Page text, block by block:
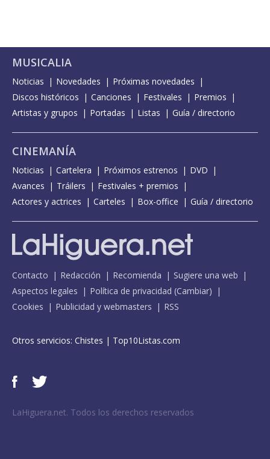
MUSICALIA
Noticias Novedades
Próximas novedades
Discos históricos
Canciones Festivales
Premios
Artistas y grupos
Portadas Listas Guía / directorio
CINEMANÍA
Noticias Cartelera Próximos estrenos
DVD
Avances
Tráilers
Festivales + premios
Actores y actrices
Carteles Box-office Guía / directorio
Contacto Redacción Recomienda
Sugiere una web
Aspectos legales
Política de privacidad (Cambiar)
Cookies
Publicidad y webmasters RSS
Otros servicios: Chistes | Top10Listas.com
LaHiguera.net. Todos los derechos reservados